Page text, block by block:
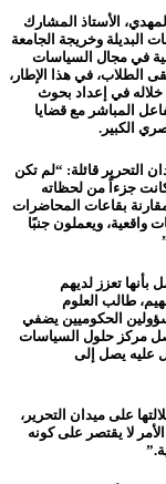
الأستاذ المشارك
البديلة وخريجة الجامعة
في مجال السياسات
الطلاب، في هذا الإطار،
خلاله في إعداد بحوث
المباشر مع قضايا
الكبير.
التحرير قائلة: “لم تكن
كانت جزءاً من لحظاته
بقاعات المحاضرات
واقعية، ويعملون جنبًا
تعزز لديهم
طالب العلوم
الحكوميين يضفي
مركز حلول السياسات
عليه يصل إلى
على ميدان التحرير،
لا يقتصر على كونه